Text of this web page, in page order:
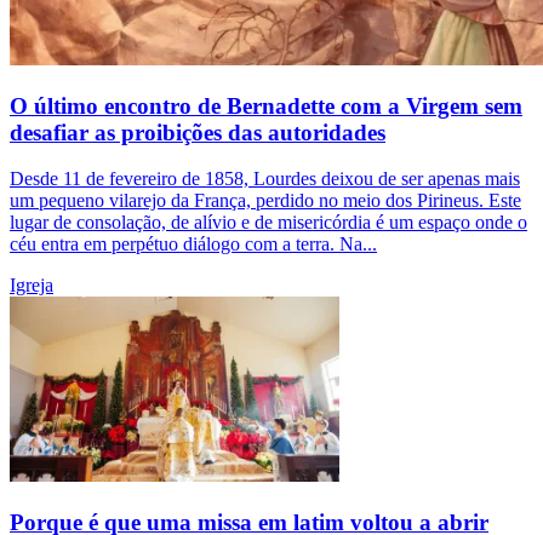
O último encontro de Bernadette com a Virgem sem
desafiar as proibições das autoridades
Desde 11 de fevereiro de 1858, Lourdes deixou de ser apenas mais
um pequeno vilarejo da França, perdido no meio dos Pirineus. Este
lugar de consolação, de alívio e de misericórdia é um espaço onde o
céu entra em perpétuo diálogo com a terra. Na...
Igreja
Porque é que uma missa em latim voltou a abrir